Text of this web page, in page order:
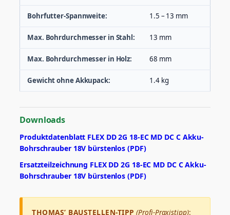
Bohrfutter-Spannweite: 1.5 – 13 mm
Max. Bohrdurchmesser in Stahl: 13 mm
Max. Bohrdurchmesser in Holz: 68 mm
Gewicht ohne Akkupack: 1.4 kg
Downloads
Produktdatenblatt FLEX DD 2G 18-EC MD DC C Akku-
Bohrschrauber 18V bürstenlos (PDF)
Ersatzteilzeichnung FLEX DD 2G 18-EC MD DC C Akku-
Bohrschrauber 18V bürstenlos (PDF)
THOMAS’ BAUSTELLEN-TIPP (Profi-Praxistipp):